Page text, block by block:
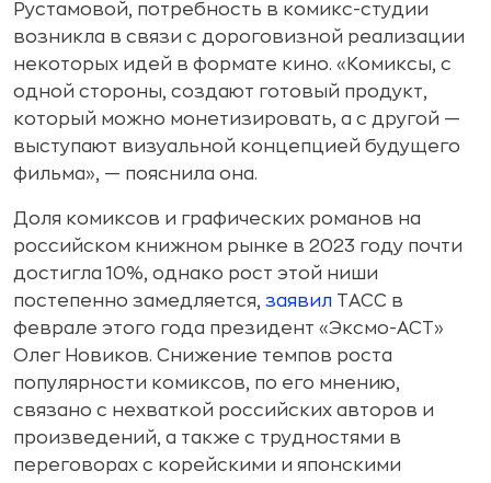
Рустамовой, потребность в комикс-студии
возникла в связи с дороговизной реализации
некоторых идей в формате кино. «Комиксы, с
одной стороны, создают готовый продукт,
который можно монетизировать, а с другой —
выступают визуальной концепцией будущего
фильма», — пояснила она.
Доля комиксов и графических романов на
российском книжном рынке в 2023 году почти
достигла 10%, однако рост этой ниши
постепенно замедляется, заявил ТАСС в
феврале этого года президент «Эксмо-АСТ»
Олег Новиков. Снижение темпов роста
популярности комиксов, по его мнению,
связано с нехваткой российских авторов и
произведений, а также с трудностями в
переговорах с корейскими и японскими